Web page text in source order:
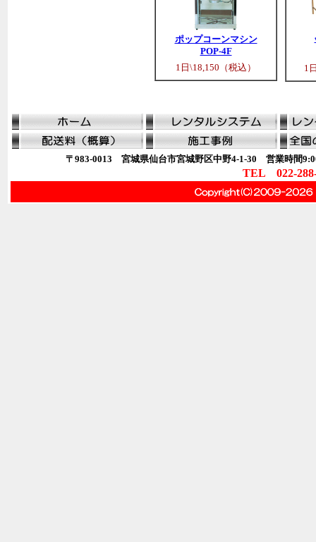
ポップコーンマシン
POP-4F
1日\18,150（税込）
1
〒983-0013 宮城県仙台市宮城野区中野4-1-30 営業時間
TEL 022-